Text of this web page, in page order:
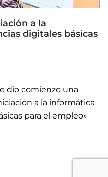
a la
digitales básicas
dio comienzo una
a la informática
para el empleo»